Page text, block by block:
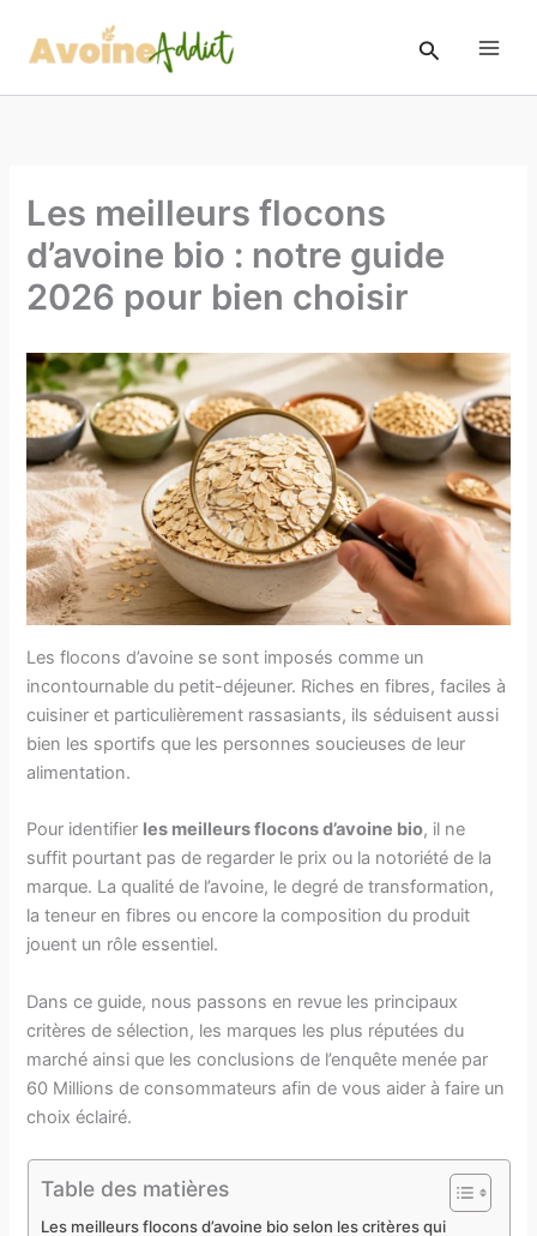
contenu
Rechercher
Les meilleurs flocons
d’avoine bio : notre guide
2026 pour bien choisir
Les flocons d’avoine se sont imposés comme un
incontournable du petit-déjeuner. Riches en fibres, faciles à
cuisiner et particulièrement rassasiants, ils séduisent aussi
bien les sportifs que les personnes soucieuses de leur
alimentation.
Pour identifier les meilleurs flocons d’avoine bio, il ne
suffit pourtant pas de regarder le prix ou la notoriété de la
marque. La qualité de l’avoine, le degré de transformation,
la teneur en fibres ou encore la composition du produit
jouent un rôle essentiel.
Dans ce guide, nous passons en revue les principaux
critères de sélection, les marques les plus réputées du
marché ainsi que les conclusions de l’enquête menée par
60 Millions de consommateurs afin de vous aider à faire un
choix éclairé.
Table des matières
Les meilleurs flocons d’avoine bio selon les critères qui